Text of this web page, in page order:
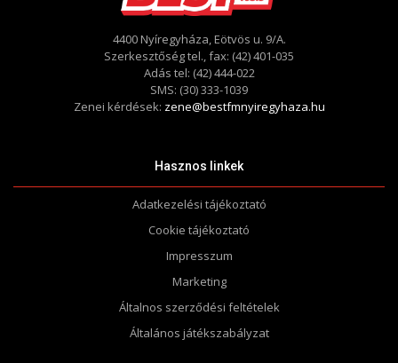
4400 Nyíregyháza, Eötvös u. 9/A.
Szerkesztőség tel., fax: (42) 401-035
Adás tel: (42) 444-022
SMS: (30) 333-1039
Zenei kérdések: zene@bestfmnyiregyhaza.hu
Hasznos linkek
Adatkezelési tájékoztató
Cookie tájékoztató
Impresszum
Marketing
Általnos szerződési feltételek
Általános játékszabályzat